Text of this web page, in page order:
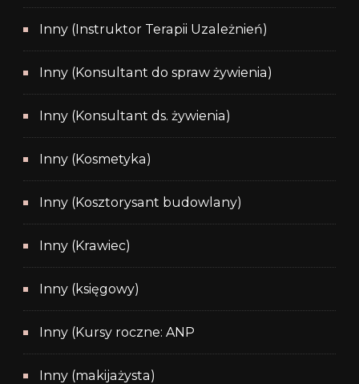
Inny (Instruktor Terapii Uzależnień)
Inny (Konsultant do spraw żywienia)
Inny (Konsultant ds. żywienia)
Inny (Kosmetyka)
Inny (Kosztorysant budowlany)
Inny (Krawiec)
Inny (księgowy)
Inny (Kursy roczne: ANP
Inny (makijażysta)